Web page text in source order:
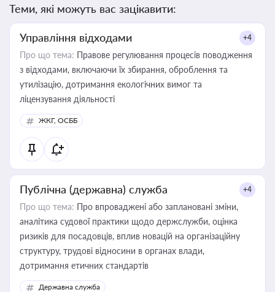
Теми, які можуть вас зацікавити:
Управління відходами +4
Про що тема: Правове регулювання процесів поводження
з відходами, включаючи їх збирання, оброблення та
утилізацію, дотримання екологічних вимог та
ліцензування діяльності
ЖКГ, ОСББ
Публічна (державна) служба +4
Про що тема: Про впроваджені або заплановані зміни,
аналітика судової практики щодо держслужби, оцінка
ризиків для посадовців, вплив новацій на організаційну
структуру, трудові відносини в органах влади,
дотримання етичних стандартів
Державна служба